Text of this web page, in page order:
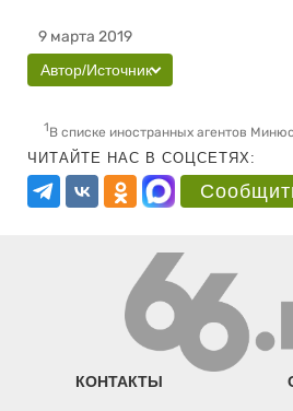
9 марта 2019
Автор/Источник
1В списке иностранных агентов
ЧИТАЙТЕ НАС В СОЦСЕТЯХ:
КОНТАКТЫ